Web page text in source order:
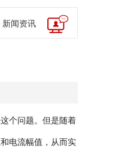
新闻资讯
个问题。但是随着
电流幅值，从而实